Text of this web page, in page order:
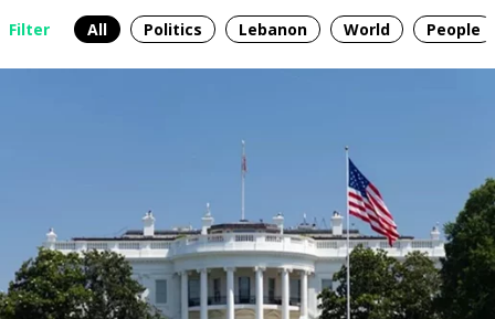
Filter All Politics Lebanon World People